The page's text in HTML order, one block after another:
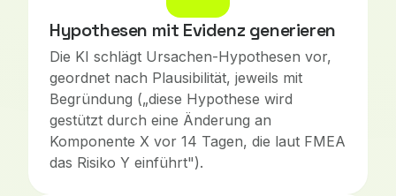
Hypothesen mit Evidenz generieren
Die KI schlägt Ursachen-Hypothesen vor,
geordnet nach Plausibilität, jeweils mit
Begründung („diese Hypothese wird
gestützt durch eine Änderung an
Komponente X vor 14 Tagen, die laut FMEA
das Risiko Y einführt").